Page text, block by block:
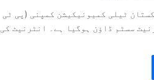
ٹیلی کمیونیکیشن کمپنی (پی ٹی
سسٹم ڈاؤن ہوگیا ہے۔ انٹرنیٹ کی